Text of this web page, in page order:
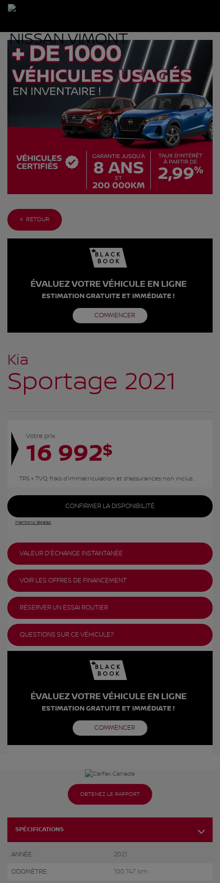
< RETOUR
ÉVALUEZ VOTRE VÉHICULE EN LIGNE
ESTIMATION GRATUITE ET IMMÉDIATE !
COMMENCER
Kia
Sportage 2021
OBTENEZ LE RAPPORT
SPÉCIFICATIONS
ANNÉE : 2021
ODOMÈTRE: 100 747 km
Votre prix
16 992$
TPS + TVQ, frais d'immatriculation et d'assurances non inclus.
CONFIRMER LA DISPONIBILITÉ
Mentions légales
VALEUR D'ÉCHANGE INSTANTANÉE
VOIR LES OFFRES DE FINANCEMENT
RÉSERVER UN ESSAI ROUTIER
QUESTIONS SUR CE VÉHICULE?
ÉVALUEZ VOTRE VÉHICULE EN LIGNE
ESTIMATION GRATUITE ET IMMÉDIATE !
COMMENCER